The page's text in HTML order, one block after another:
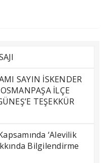
SAYIN İSKENDER
İLÇE
TEŞEKKÜR
‘Alevilik
Bilgilendirme